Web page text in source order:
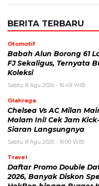
Email *
Simpan nama, email,
BERITA TERKAIT
Selasa, 4 Agustus 2026 - 11:12 WIB